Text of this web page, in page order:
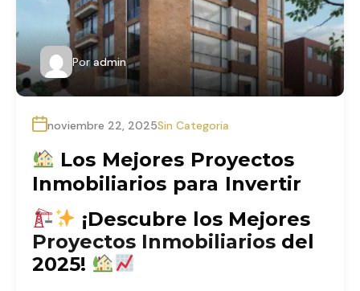
Por admin
noviembre 22, 2025Sin Categoria
Los Mejores Proyectos
Inmobiliarios para Invertir
¡Descubre los Mejores
Proyectos Inmobiliarios del
2025!